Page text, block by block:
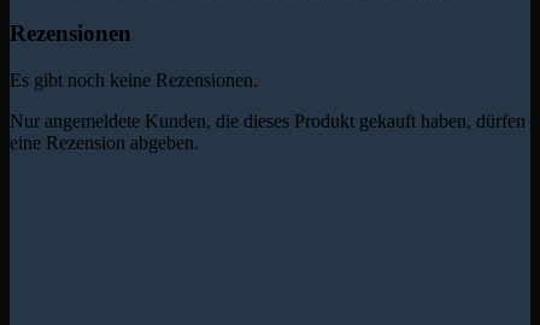
Rezensionen
Es gibt noch keine Rezensionen.
Nur angemeldete Kunden, die dieses Produkt gekauft haben, dürfen
eine Rezension abgeben.